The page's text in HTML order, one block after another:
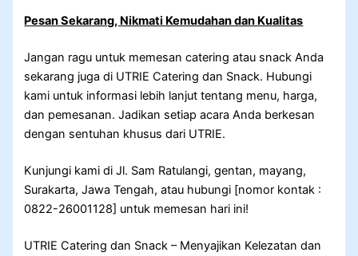
Pesan Sekarang, Nikmati Kemudahan dan Kualitas
Jangan ragu untuk memesan catering atau snack Anda
sekarang juga di UTRIE Catering dan Snack. Hubungi
kami untuk informasi lebih lanjut tentang menu, harga,
dan pemesanan. Jadikan setiap acara Anda berkesan
dengan sentuhan khusus dari UTRIE.
Kunjungi kami di Jl. Sam Ratulangi, gentan, mayang,
Surakarta, Jawa Tengah, atau hubungi [nomor kontak :
0822-26001128] untuk memesan hari ini!
UTRIE Catering dan Snack – Menyajikan Kelezatan dan